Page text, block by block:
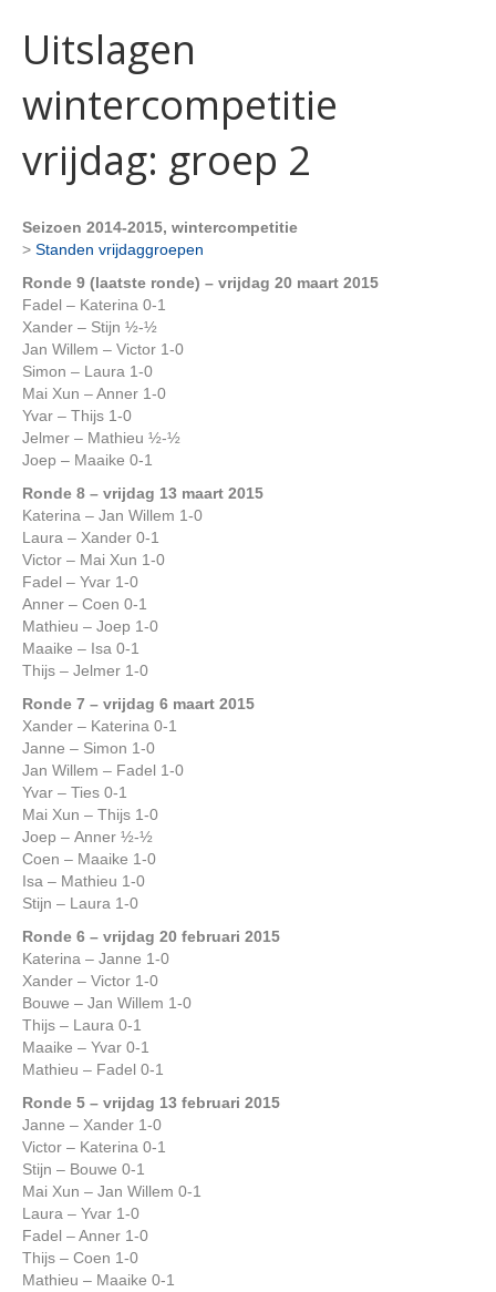
Uitslagen
wintercompetitie
vrijdag: groep 2
Seizoen 2014-2015, wintercompetitie
> Standen vrijdaggroepen
Ronde 9 (laatste ronde) – vrijdag 20 maart 2015
Fadel – Katerina 0-1
Xander – Stijn ½-½
Jan Willem – Victor 1-0
Simon – Laura 1-0
Mai Xun – Anner 1-0
Yvar – Thijs 1-0
Jelmer – Mathieu ½-½
Joep – Maaike 0-1
Ronde 8 – vrijdag 13 maart 2015
Katerina – Jan Willem 1-0
Laura – Xander 0-1
Victor – Mai Xun 1-0
Fadel – Yvar 1-0
Anner – Coen 0-1
Mathieu – Joep 1-0
Maaike – Isa 0-1
Thijs – Jelmer 1-0
Ronde 7 – vrijdag 6 maart 2015
Xander – Katerina 0-1
Janne – Simon 1-0
Jan Willem – Fadel 1-0
Yvar – Ties 0-1
Mai Xun – Thijs 1-0
Joep – Anner ½-½
Coen – Maaike 1-0
Isa – Mathieu 1-0
Stijn – Laura 1-0
Ronde 6 – vrijdag 20 februari 2015
Katerina – Janne 1-0
Xander – Victor 1-0
Bouwe – Jan Willem 1-0
Thijs – Laura 0-1
Maaike – Yvar 0-1
Mathieu – Fadel 0-1
Ronde 5 – vrijdag 13 februari 2015
Janne – Xander 1-0
Victor – Katerina 0-1
Stijn – Bouwe 0-1
Mai Xun – Jan Willem 0-1
Laura – Yvar 1-0
Fadel – Anner 1-0
Thijs – Coen 1-0
Mathieu – Maaike 0-1